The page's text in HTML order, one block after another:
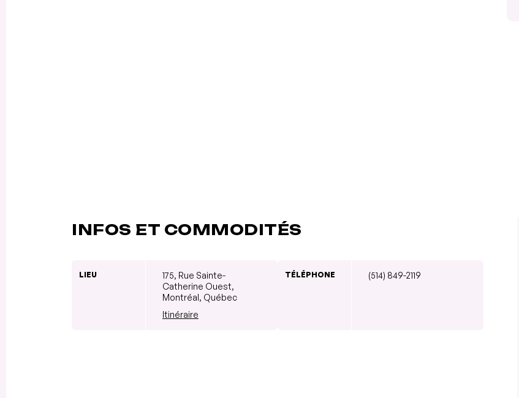
INFOS ET COMMODITÉS
LIEU
175, Rue Sainte-
Catherine Ouest,
Montréal, Québec
Itinéraire
TÉLÉPHONE (514) 849-2119